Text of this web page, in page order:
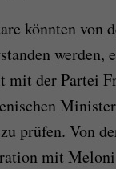
könnten von
werden,
mit der Partei
prüfen. Von
mit